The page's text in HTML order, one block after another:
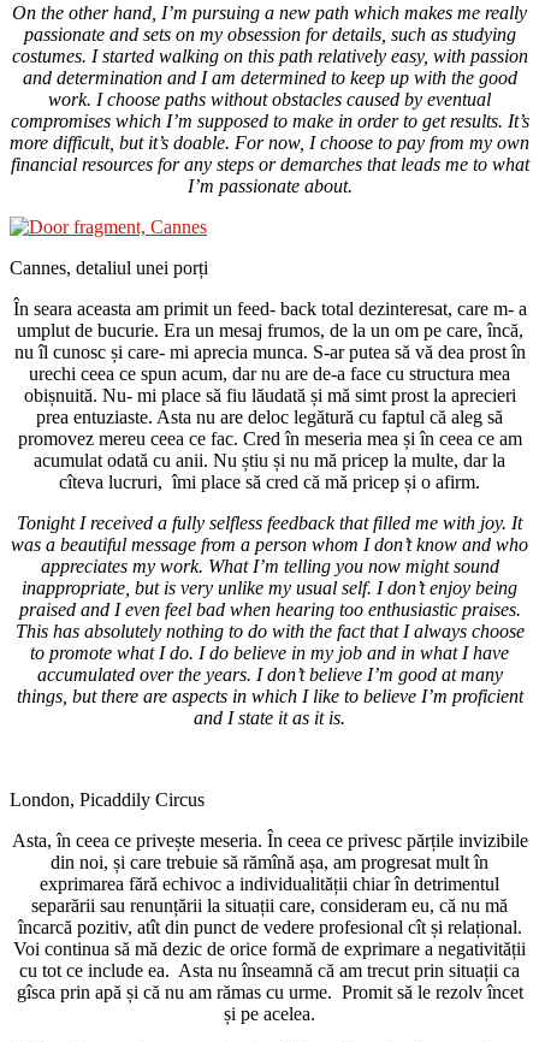
On the other hand, I’m pursuing a new path which makes me really
passionate and sets on my obsession for details, such as studying
costumes. I started walking on this path relatively easy, with passion
and determination and I am determined to keep up with the good
work. I choose paths without obstacles caused by eventual
compromises which I’m supposed to make in order to get results. It’s
more difficult, but it’s doable. For now, I choose to pay from my own
financial resources for any steps or demarches that leads me to what
I’m passionate about.
Cannes, detaliul unei porți
În seara aceasta am primit un feed- back total dezinteresat, care m- a
umplut de bucurie. Era un mesaj frumos, de la un om pe care, încă,
nu îl cunosc și care- mi aprecia munca. S-ar putea să vă dea prost în
urechi ceea ce spun acum, dar nu are de-a face cu structura mea
obișnuită. Nu- mi place să fiu lăudată și mă simt prost la aprecieri
prea entuziaste. Asta nu are deloc legătură cu faptul că aleg să
promovez mereu ceea ce fac. Cred în meseria mea și în ceea ce am
acumulat odată cu anii. Nu știu și nu mă pricep la multe, dar la
cîteva lucruri, îmi place să cred că mă pricep și o afirm.
Tonight I received a fully selfless feedback that filled me with joy. It
was a beautiful message from a person whom I don’t know and who
appreciates my work. What I’m telling you now might sound
inappropriate, but is very unlike my usual self. I don’t enjoy being
praised and I even feel bad when hearing too enthusiastic praises.
This has absolutely nothing to do with the fact that I always choose
to promote what I do. I do believe in my job and in what I have
accumulated over the years. I don’t believe I’m good at many
things, but there are aspects in which I like to believe I’m proficient
and I state it as it is.
London, Picaddily Circus
Asta, în ceea ce privește meseria. În ceea ce privesc părțile invizibile
din noi, și care trebuie să rămînă așa, am progresat mult în
exprimarea fără echivoc a individualității chiar în detrimentul
separării sau renunțării la situații care, consideram eu, că nu mă
încarcă pozitiv, atît din punct de vedere profesional cît și relațional.
Voi continua să mă dezic de orice formă de exprimare a negativității
cu tot ce include ea. Asta nu înseamnă că am trecut prin situații ca
gîsca prin apă și că nu am rămas cu urme. Promit să le rezolv încet
și pe acelea.